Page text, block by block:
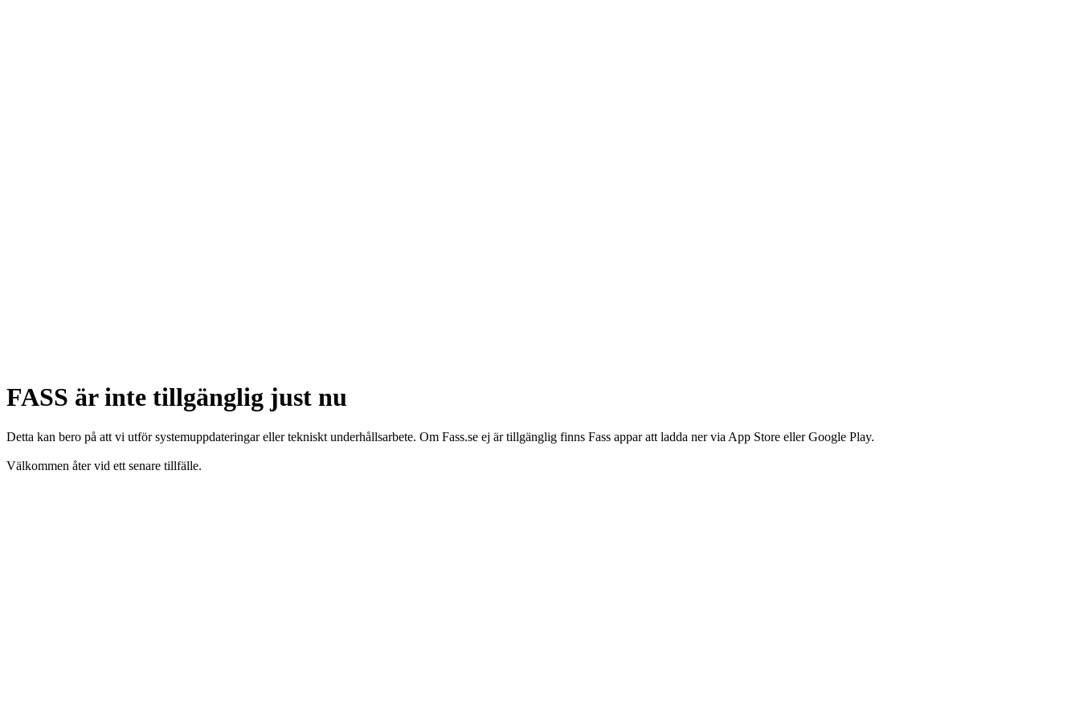
FASS är inte tillgänglig just nu
Detta kan bero på att vi utför systemuppdateringar eller tekniskt underhållsarbete. Om Fass.se ej är tillgänglig finns Fass appar att ladda ner via App Store eller Google Play.
Välkommen åter vid ett senare tillfälle.